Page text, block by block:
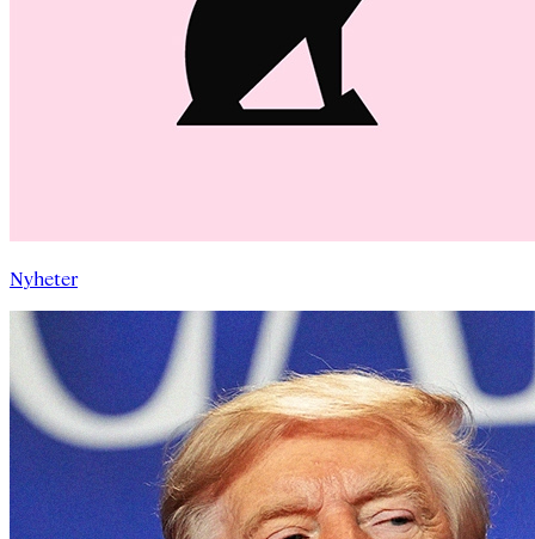
Nyheter